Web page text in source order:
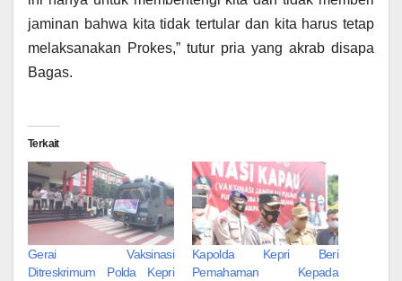
jaminan bahwa kita tidak tertular dan kita harus tetap
melaksanakan Prokes,” tutur pria yang akrab disapa
Bagas.
Terkait
Gerai Vaksinasi
Ditreskrimum Polda Kepri
Kapolda Kepri Beri
Pemahaman Kepada